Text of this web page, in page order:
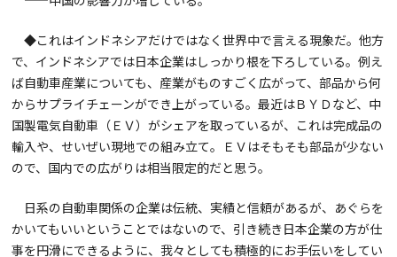
◆これはインドネシアだけではなく世界中で言える現象だ。他方
で、インドネシアでは日本企業はしっかり根を下ろしている。例え
ば自動車産業についても、産業がものすごく広がって、部品から何
からサプライチェーンができ上がっている。最近はＢＹＤなど、中
国製電気自動車（ＥＶ）がシェアを取っているが、これは完成品の
輸入や、せいぜい現地での組み立て。ＥＶはそもそも部品が少ない
ので、国内での広がりは相当限定的だと思う。
日系の自動車関係の企業は伝統、実績と信頼があるが、あぐらを
かいてもいいということではないので、引き続き日本企業の方が仕
事を円滑にできるように、我々としても積極的にお手伝いをしてい